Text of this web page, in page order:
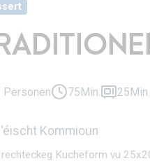
Personen 75Min. 25Min.
Kommioun
rechteckeg Kucheform vu